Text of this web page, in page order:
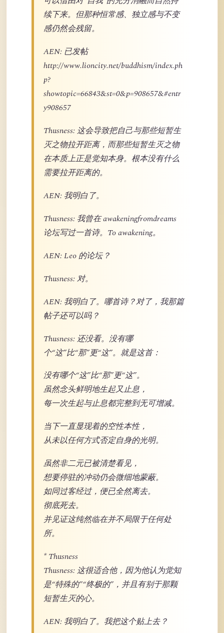
续下来。但那种恒常感、独立感与不变
感仍然会残留。
AEN: 已发帖
http://www.lioncity.net/buddhism/index.ph
p?
showtopic=66843&st=0&p=908657&#entr
y908657
Thusness: 这会导致把自己与那些短暂生
灭之物拉开距离，而那些短暂生灭之物
在本质上正是觉知本身。根本没有什么
需要拉开距离的。
AEN: 我明白了。
Thusness: 我曾在 awakeningfromdreams
论坛写过一首诗。To awakening。
AEN: Leo 的论坛？
Thusness: 对。
AEN: 我明白了。哪首诗？对了，我那篇
帖子还可以吗？
Thusness: 还没看。没有哪
个“这”比“那”更“这”。就是这首：
没有哪个“这”比“那”更“这”。
虽然念头鲜明地生起又止息，
每一次生起与止息都完整到无可增减。
当下一直显现着的空性本性，
从未以任何方式否定自身的光明。
虽然非二元已被清楚看见，
想要停驻的冲动仍会微细地蒙蔽。
如同过客经过，便已全然离去。
彻底死去。
并见证这纯然临在并不局限于任何处
所。
* Thusness
Thusness: 这很适合他，因为他认为觉知
是“特殊的”“终极的”，并且有别于那颗
短暂生灭的心。
AEN: 我明白了。我把这个贴上去？